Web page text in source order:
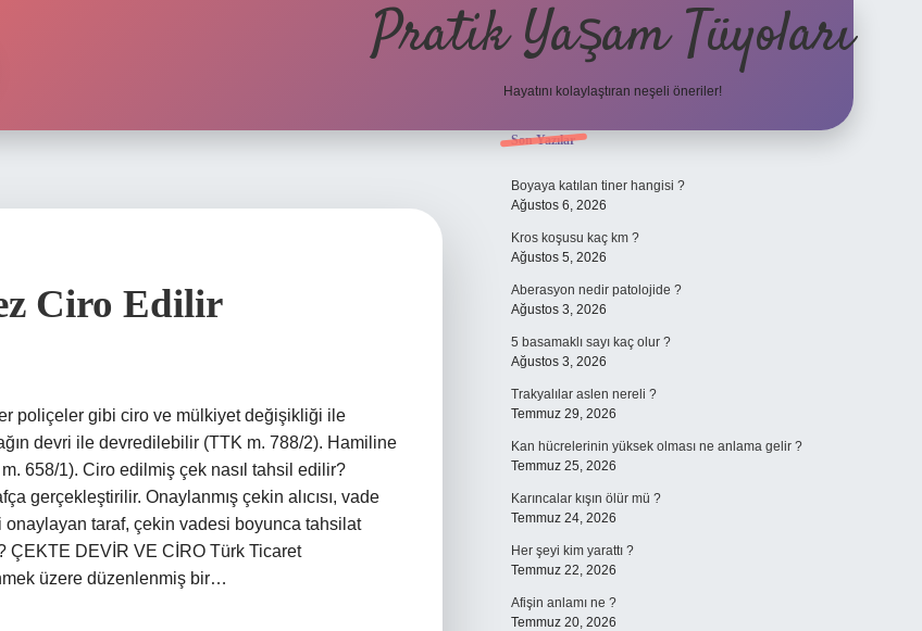
Pratik Yaşam Tüyoları
Hayatını kolaylaştıran neşeli öneriler!
Ciro Edilir
poliçeler gibi ciro ve mülkiyet değişikliği ile
devri ile devredilebilir (TTK m. 788/2). Hamiline
658/1). Ciro edilmiş çek nasıl tahsil edilir?
gerçekleştirilir. Onaylanmış çekin alıcısı, vade
taraf, çekin vadesi boyunca tahsilat
ÇEKTE DEVİR VE CİRO Türk Ticaret
üzere düzenlenmiş bir…
Sidebar
Son Yazılar
Boyaya katılan tiner hangisi ?
Ağustos 6, 2026
Kros koşusu kaç km ?
Ağustos 5, 2026
Aberasyon nedir patolojide ?
Ağustos 3, 2026
5 basamaklı sayı kaç olur ?
Ağustos 3, 2026
Trakyalılar aslen nereli ?
Temmuz 29, 2026
Kan hücrelerinin yüksek olması ne anlama gelir ?
Temmuz 25, 2026
Karıncalar kışın ölür mü ?
Temmuz 24, 2026
Her şeyi kim yarattı ?
Temmuz 22, 2026
Afişin anlamı ne ?
Temmuz 20, 2026